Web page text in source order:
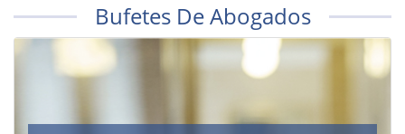
Bufetes De Abogados